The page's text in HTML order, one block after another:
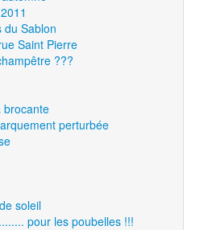
du Sablon
Saint Pierre
???
brocante
perturbée
soleil
pour les poubelles !!!